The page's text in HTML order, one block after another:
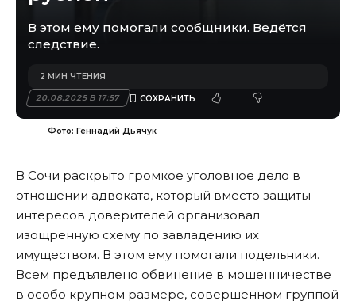
В этом ему помогали сообщники. Ведётся
следствие.
20.08.2025 В 17:57
2 МИН ЧТЕНИЯ
Фото: Геннадий Дьячук
В Сочи раскрыто громкое уголовное дело в
отношении адвоката, который вместо защиты
интересов доверителей организовал
изощренную схему по завладению их
имуществом. В этом ему помогали подельники.
Всем предъявлено обвинение в мошенничестве
в особо крупном размере, совершенном группой